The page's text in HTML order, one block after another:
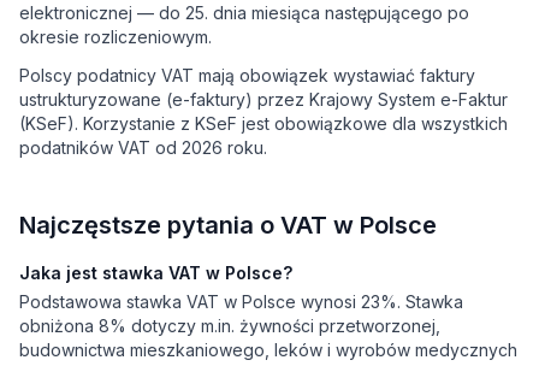
elektronicznej — do 25. dnia miesiąca następującego po
okresie rozliczeniowym.
Polscy podatnicy VAT mają obowiązek wystawiać faktury
ustrukturyzowane (e-faktury) przez Krajowy System e-Faktur
(KSeF). Korzystanie z KSeF jest obowiązkowe dla wszystkich
podatników VAT od 2026 roku.
Najczęstsze pytania o VAT w Polsce
Jaka jest stawka VAT w Polsce?
Podstawowa stawka VAT w Polsce wynosi 23%. Stawka
obniżona 8% dotyczy m.in. żywności przetworzonej,
budownictwa mieszkaniowego, leków i wyrobów medycznych